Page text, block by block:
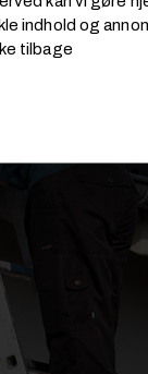
indhold og
tilbage